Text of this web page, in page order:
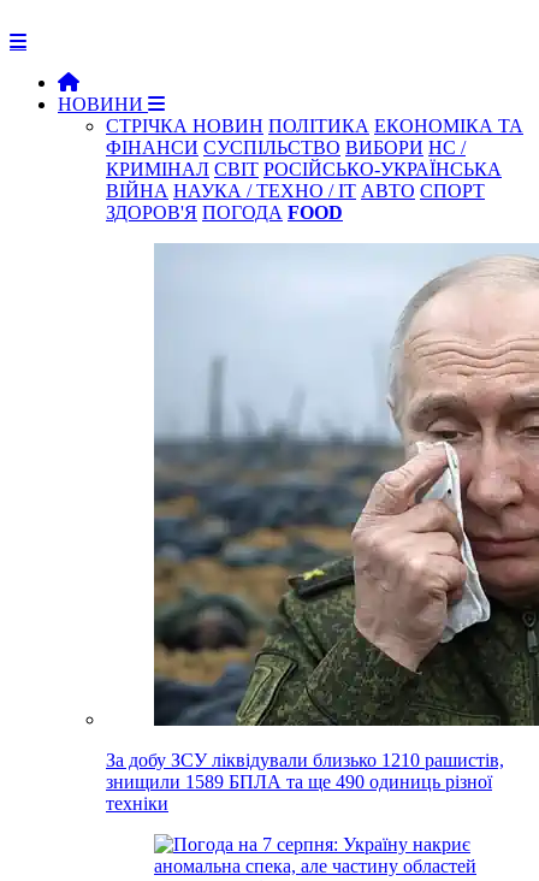
НОВИНИ
СТРІЧКА НОВИН ПОЛІТИКА ЕКОНОМІКА ТА
ФІНАНСИ СУСПІЛЬСТВО ВИБОРИ НС /
КРИМІНАЛ СВІТ РОСІЙСЬКО-УКРАЇНСЬКА
ВІЙНА НАУКА / ТЕХНО / IT АВТО СПОРТ
ЗДОРОВ'Я ПОГОДА FOOD
За добу ЗСУ ліквідували близько 1210 рашистів,
знищили 1589 БПЛА та ще 490 одиниць різної
техніки